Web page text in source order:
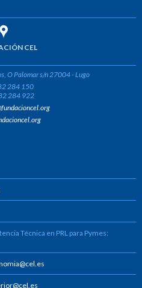
CEL
O Palomar s/n 27004 - Lugo
284 150
284 922
Técnica en PRL para Pymes: